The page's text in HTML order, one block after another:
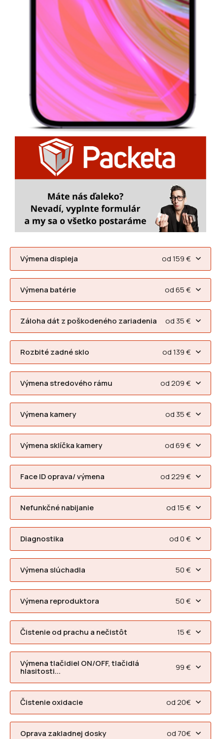
Výmena displeja od 159 €
Výmena batérie od 65 €
Záloha dát z poškodeného zariadenia od 35 €
Rozbité zadné sklo od 139 €
Výmena stredového rámu od 209 €
Výmena kamery od 35 €
Výmena sklíčka kamery od 69 €
Face ID oprava/ výmena od 229 €
Nefunkčné nabijanie od 15 €
Diagnostika od 0 €
Výmena slúchadla 50 €
Výmena reproduktora 50 €
Čistenie od prachu a nečistôt 15 €
Výmena tlačidiel ON/OFF, tlačidlá
hlasitosti... 99 €
Čistenie oxidacie od 20€
Oprava zakladnej dosky od 70€